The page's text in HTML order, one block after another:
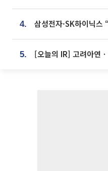
4. 삼성전자·SK하이닉스
5. [오늘의 IR] 고려아연